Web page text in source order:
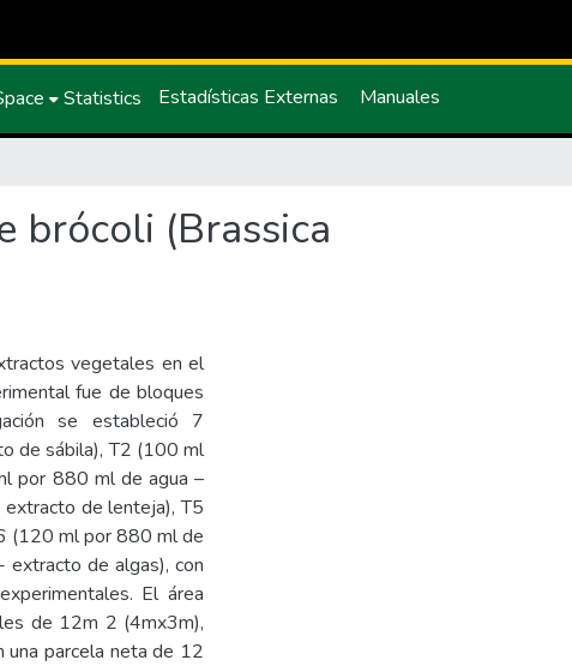
Statistics Estadísticas Externas Manuales
brócoli (Brassica
vegetales en el
fue de bloques
se estableció 7
de sábila), T2 (100 ml
por 880 ml de agua –
de lenteja), T5
(120 ml por 880 ml de
de algas), con
El área
de 12m 2 (4mx3m),
parcela neta de 12